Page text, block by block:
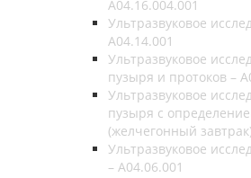
A04.16.004.001
Ультразвуковое
A04.14.001
Ультразвуковое
пузыря и протоков –
Ультразвуковое
пузыря с
(желчегонный
Ультразвуковое
– A04.06.001